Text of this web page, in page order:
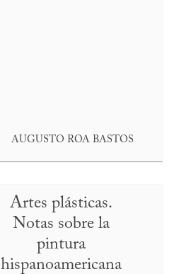
AUGUSTO ROA BASTOS
Artes plásticas.
Notas sobre la
pintura
hispanoamericana